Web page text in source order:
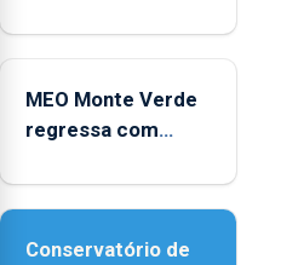
2025
Coliseu Micaelense
MEO Monte Verde
regressa com
acessibilidade
Conservatório de